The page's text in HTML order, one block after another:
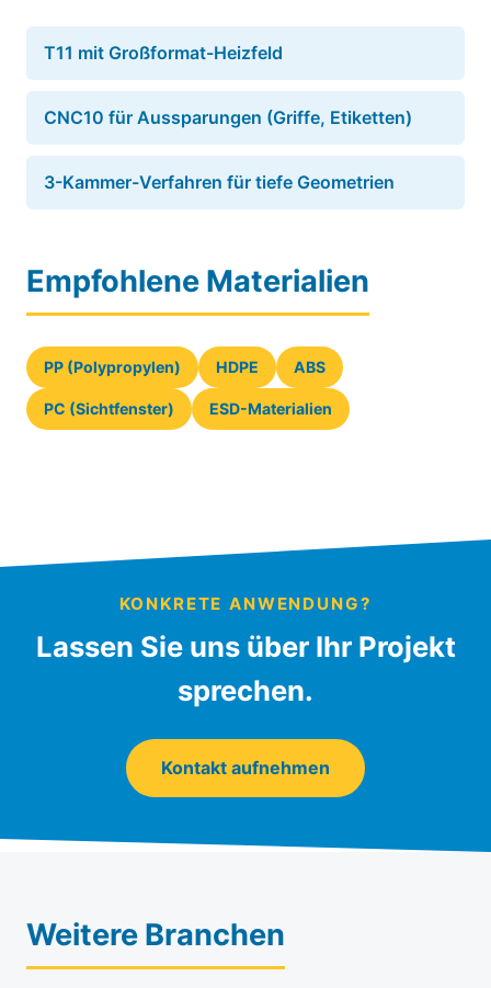
T11 mit Großformat-Heizfeld
CNC10 für Aussparungen (Griffe, Etiketten)
3-Kammer-Verfahren für tiefe Geometrien
Empfohlene Materialien
PP (Polypropylen) HDPE ABS
PC (Sichtfenster) ESD-Materialien
KONKRETE ANWENDUNG?
Lassen Sie uns über Ihr Projekt
sprechen.
Kontakt aufnehmen
Weitere Branchen